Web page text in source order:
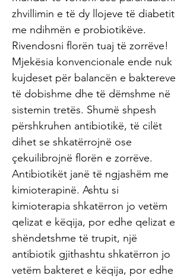
zhvillimin e të dy llojeve të diabetit
me ndihmën e probiotikëve.
Rivendosni florën tuaj të zorrëve!
Mjekësia konvencionale ende nuk
kujdeset për balancën e baktereve
të dobishme dhe të dëmshme në
sistemin tretës. Shumë shpesh
përshkruhen antibiotikë, të cilët
dihet se shkatërrojnë ose
çekuilibrojnë florën e zorrëve.
Antibiotikët janë të ngjashëm me
kimioterapinë. Ashtu si
kimioterapia shkatërron jo vetëm
qelizat e këqija, por edhe qelizat e
shëndetshme të trupit, një
antibiotik gjithashtu shkatërron jo
vetëm bakteret e këqija, por edhe